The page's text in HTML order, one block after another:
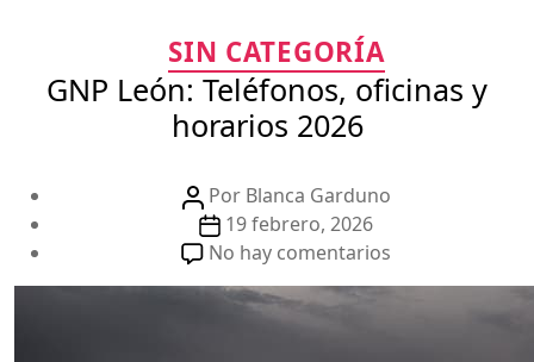
Categorías
SIN CATEGORÍA
GNP León: Teléfonos, oficinas y
horarios 2026
Autor
de
la
publicación
Por Blanca Garduno
Fecha
de
la
publicación
19 febrero, 2026
No hay comentarios
GNP